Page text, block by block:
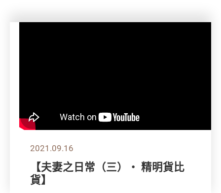
2021.09.16
【夫妻之日常（三）‧ 精明貨比
貨】